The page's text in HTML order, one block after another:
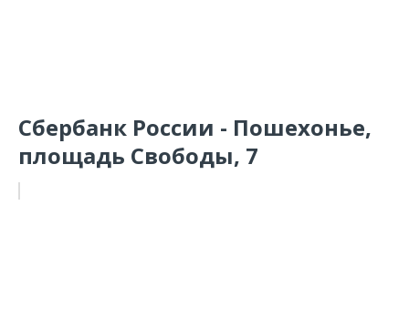
Сбербанк России - Пошехонье,
площадь Свободы, 7